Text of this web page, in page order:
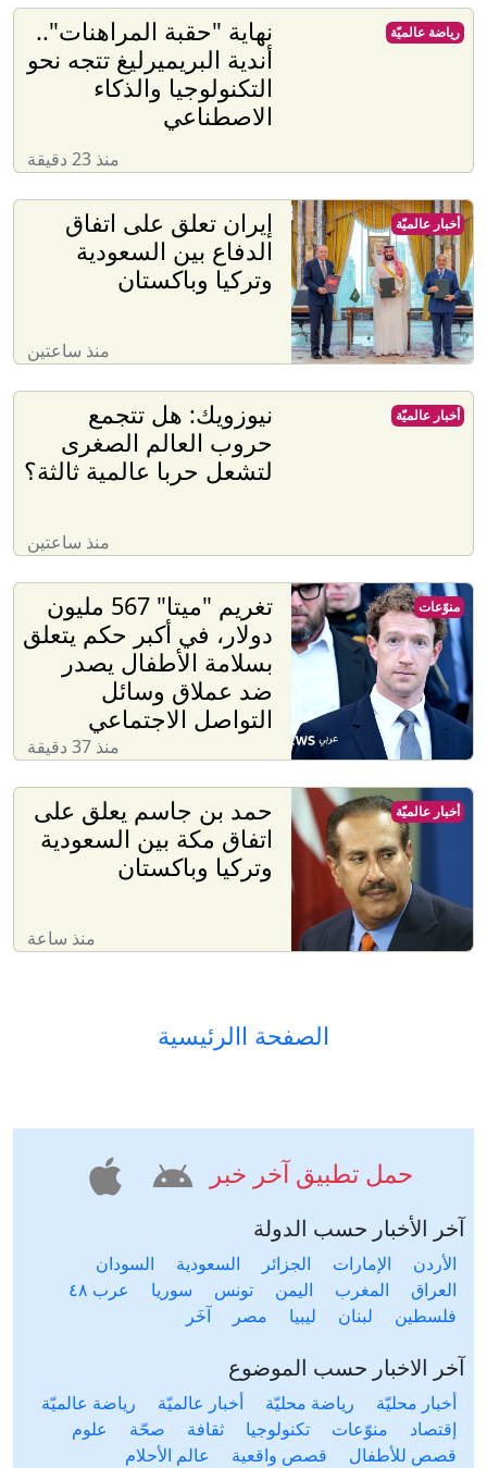
نهاية "حقبة المراهنات"..
أندية البريميرليغ تتجه نحو
التكنولوجيا والذكاء
الاصطناعي
منذ 23 دقيقة
رياضة عالميّة
إيران تعلق على اتفاق
الدفاع بين السعودية
وتركيا وباكستان
منذ ساعتين
أخبار عالميّة
نيوزويك: هل تتجمع
حروب العالم الصغرى
لتشعل حربا عالمية ثالثة؟
منذ ساعتين
أخبار عالميّة
تغريم "ميتا" 567 مليون
دولار، في أكبر حكم يتعلق
بسلامة الأطفال يصدر
ضد عملاق وسائل
التواصل الاجتماعي
منذ 37 دقيقة
منوّعات
حمد بن جاسم يعلق على
اتفاق مكة بين السعودية
وتركيا وباكستان
منذ ساعة
أخبار عالميّة
الصفحة االرئيسية
حمل تطبيق آخر خبر
آخر الأخبار حسب الدولة
الأردن الإمارات الجزائر السعودية
السودان
العراق
المغرب اليمن تونس سوريا
عرب ٤٨
فلسطين
لبنان ليبيا مصر آخَر
آخر الاخبار حسب الموضوع
أخبار محليّة رياضة محليّة أخبار عالميّة
رياضة عالميّة
إقتصاد
منوّعات تكنولوجيا ثقافة صحّة
علوم
قصص للأطفال
قصص واقعية عالم الأحلام